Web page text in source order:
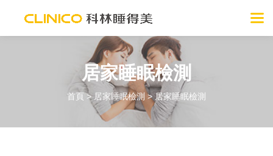
居家睡眠檢測
首頁 >居家睡眠檢測 > 居家睡眠檢測